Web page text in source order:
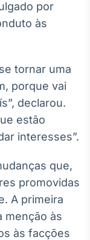
e
por
às
tornar uma
porque vai
declarou.
estão
interesses”.
que,
promovidas
A primeira
menção às
às facções